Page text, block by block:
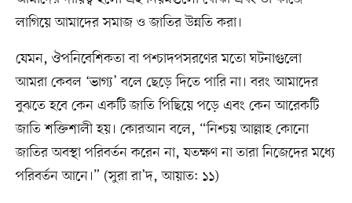
লাগিয়ে আমাদের সমাজ ও জাতির উন্নতি করা।
যেমন, ঔপনিবেশিকতা বা পশ্চাদপসরণের মতো ঘটনাগুলো
আমরা কেবল ‘ভাগ্য’ বলে ছেড়ে দিতে পারি না। বরং আমাদের
বুঝতে হবে কেন একটি জাতি পিছিয়ে পড়ে এবং কেন আরেকটি
জাতি শক্তিশালী হয়। কোরআন বলে, “নিশ্চয় আল্লাহ কোনো
জাতির অবস্থা পরিবর্তন করেন না, যতক্ষণ না তারা নিজেদের মধ্যে
পরিবর্তন আনে।” (সুরা রা’দ, আয়াত: ১১)